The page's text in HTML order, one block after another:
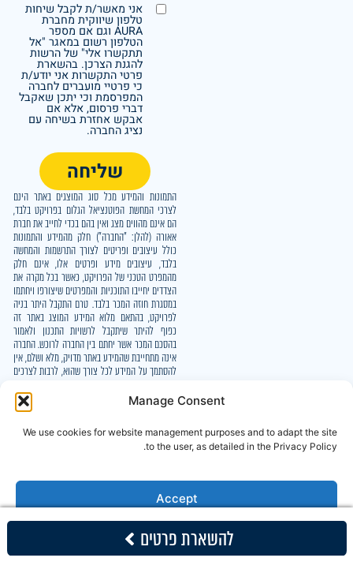
Manage Consent
We use cookies for website management purposes and to adapt the site
to the user, as detailed in the Privacy Policy.
Accept
Deny
אני מאשר/ת לקבל שיחות
טלפון שיווקית מחברת
AURA וגם אם מספר
הטלפון רשום במאגר "אל
תתקשרו אלי" של הרשות
להגנת הצרכן. בהשארת
פרטי התקשרות אני יודע/ת
כי פרטיי מועברים לחברה
המפרסמת וכי יתכן שאקבל
דברי פרסום, אלא אם
אבקש אחזרת בשיחה עם
נציג החברה.
שליחה
התמונות והמידע מכל סוג המוצגים באתר הינם
לצרכי המחשת הפוטנציאל הגלום בפרויקט בלבד,
הם אינם מהווים מצג ואין בהם בכדי לחייב את חברת
אאורה (להלן: "החברה") חלק מהמידע והתמונות
כולל עיצובים ופריטים לצורך התרשמות והמחשה
בלבד, עיצובים מידע ופרטים אלו, אינם חלק
מהמפרט הטכני של הפרויקט, כאשר בכל מקרה את
הצדדים יחייבו התוכניות והמפרטים שיצורפו ויחתמו
במסגרת חוזה המכר בלבד. טרם התקבל היתר בניה
לפרויקט, בהתאם מלוא המידע המוצג באתר זה
כפוף להיתר שיתקבל לרשויות התכנון ולאמור
בהסכם המכר אשר יחתם בין החברה לרוכש. החברה
אינה מתחייבת שהמידע באתר מדויק, מלא ושלם, אין
להסתמך על המידע לכל צורך שהוא, לרבות לצרכים
להשארת פרטים